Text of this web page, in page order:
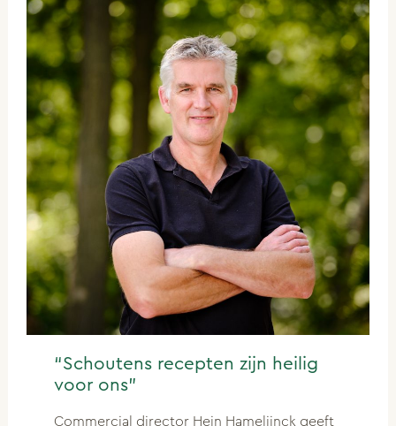
“Schoutens recepten zijn heilig
voor ons”
Commercial director Hein Hamelijnck geeft